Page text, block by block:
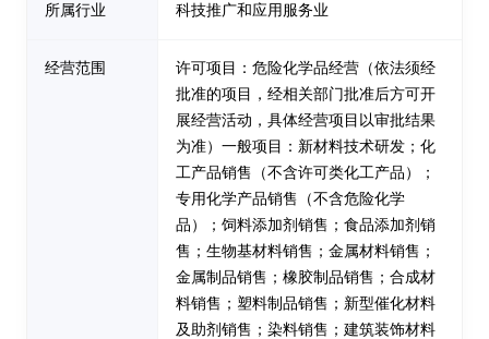
所属行业 科技推广和应用服务业
经营范围
许可项目：危险化学品经营（依法须经
批准的项目，经相关部门批准后方可开
展经营活动，具体经营项目以审批结果
为准）一般项目：新材料技术研发；化
工产品销售（不含许可类化工产品）；
专用化学产品销售（不含危险化学
品）；饲料添加剂销售；食品添加剂销
售；生物基材料销售；金属材料销售；
金属制品销售；橡胶制品销售；合成材
料销售；塑料制品销售；新型催化材料
及助剂销售；染料销售；建筑装饰材料